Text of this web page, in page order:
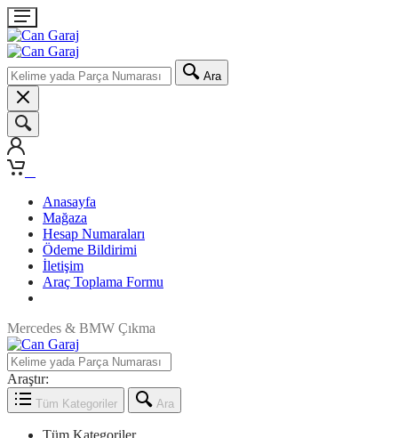
Ara
Anasayfa
Mağaza
Hesap Numaraları
Ödeme Bildirimi
İletişim
Araç Toplama Formu
Mercedes & BMW Çıkma
Araştır:
Tüm Kategoriler Ara
Tüm Kategoriler